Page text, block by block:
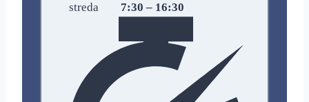
streda 7:30 – 16:30